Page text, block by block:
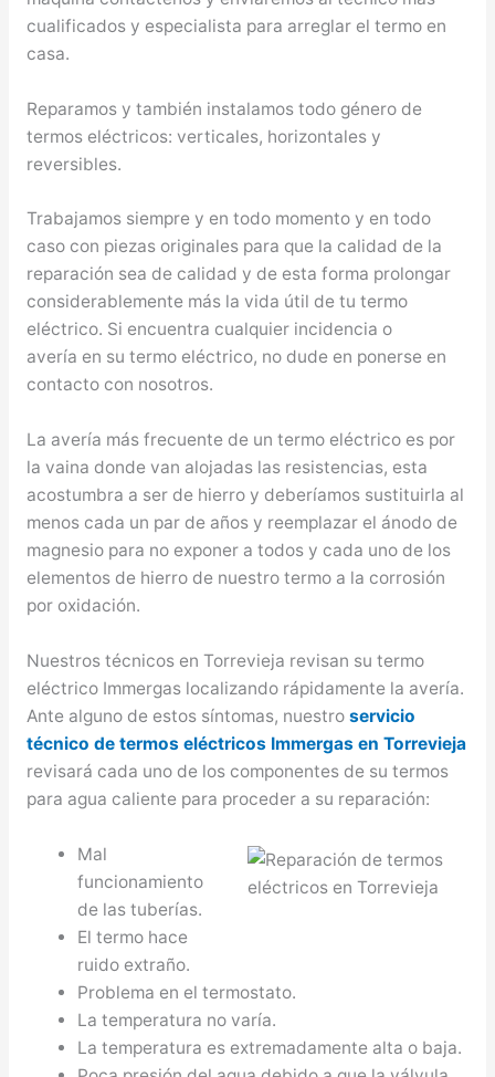
cualificados y especialista para arreglar el termo en
casa.
Reparamos y también instalamos todo género de
termos eléctricos: verticales, horizontales y
reversibles.
Trabajamos siempre y en todo momento y en todo
caso con piezas originales para que la calidad de la
reparación sea de calidad y de esta forma prolongar
considerablemente más la vida útil de tu termo
eléctrico. Si encuentra cualquier incidencia o
avería en su termo eléctrico, no dude en ponerse en
contacto con nosotros.
La avería más frecuente de un termo eléctrico es por
la vaina donde van alojadas las resistencias, esta
acostumbra a ser de hierro y deberíamos sustituirla al
menos cada un par de años y reemplazar el ánodo de
magnesio para no exponer a todos y cada uno de los
elementos de hierro de nuestro termo a la corrosión
por oxidación.
Nuestros técnicos en Torrevieja revisan su termo
eléctrico Immergas localizando rápidamente la avería.
Ante alguno de estos síntomas, nuestro servicio
técnico de termos eléctricos Immergas en Torrevieja
revisará cada uno de los componentes de su termos
para agua caliente para proceder a su reparación:
Mal
funcionamiento
de las tuberías.
El termo hace
ruido extraño.
Problema en el termostato.
La temperatura no varía.
La temperatura es extremadamente alta o baja.